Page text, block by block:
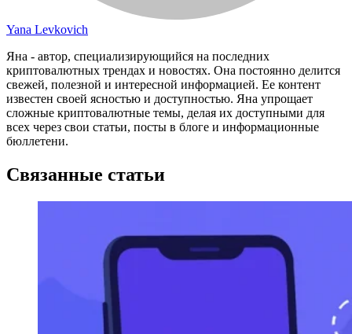
Yana Levkovich
Яна - автор, специализирующийся на последних
криптовалютных трендах и новостях. Она постоянно делится
свежей, полезной и интересной информацией. Ее контент
известен своей ясностью и доступностью. Яна упрощает
сложные криптовалютные темы, делая их доступными для
всех через свои статьи, посты в блоге и информационные
бюллетени.
Связанные статьи